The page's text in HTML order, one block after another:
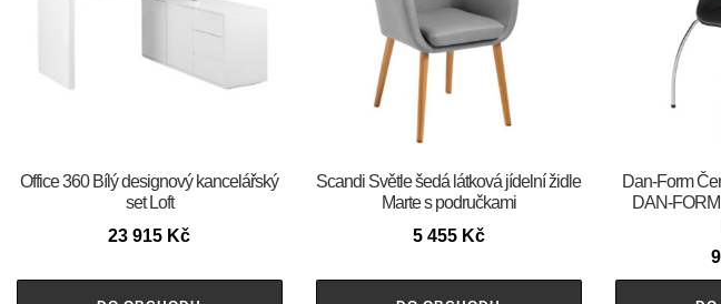
Office 360 Bílý designový kancelářský
set Loft
23 915 Kč
Scandi Světle šedá látková jídelní židle
Marte s područkami
5 455 Kč
​​​​​Dan-Form
DAN-